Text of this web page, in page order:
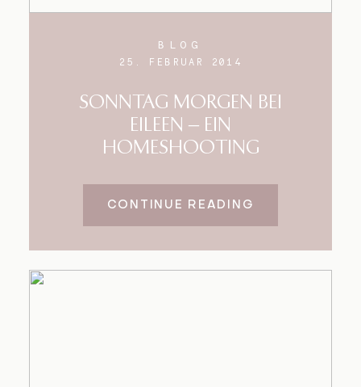
BLOG
25. FEBRUAR 2014
SONNTAG MORGEN BEI
EILEEN – EIN
HOMESHOOTING
CONTINUE READING